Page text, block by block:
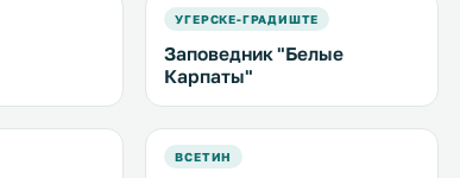
УГЕРСКЕ-ГРАДИШТЕ
Заповедник "Белые
Карпаты"
ВСЕТИН